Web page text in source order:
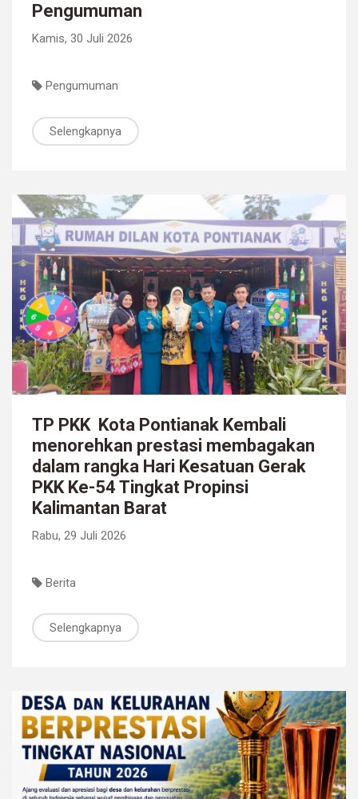
Pengumuman
Kamis, 30 Juli 2026
Pengumuman
Selengkapnya
TP PKK Kota Pontianak Kembali
menorehkan prestasi membagakan
dalam rangka Hari Kesatuan Gerak
PKK Ke-54 Tingkat Propinsi
Kalimantan Barat
Rabu, 29 Juli 2026
Berita
Selengkapnya